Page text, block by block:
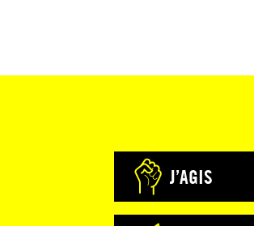
J’AGIS